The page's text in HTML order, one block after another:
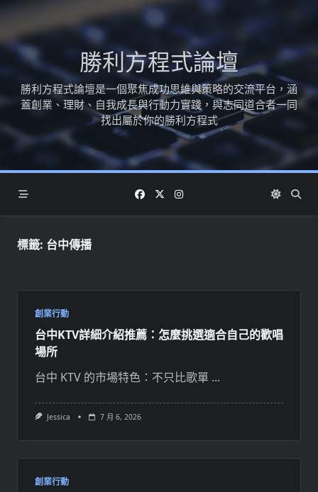
Skip
content
勝利方程式論壇
勝利方程式論壇是一個聚焦成功思維與策略的交流平台，涵
蓋創業、理財、自我成長與行動力實踐，與志同道合者一同
找出屬於你的勝利方程式
標籤: 台中傳播
創業行動
台中KTV詳細介紹推薦：怎麼挑選適合自己的歡唱
場所
台中 KTV 的市場特色：不只比歌單 ...
Jessica 7 月 6, 2026
創業行動